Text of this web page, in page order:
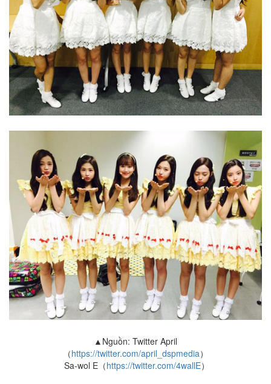
▲Nguồn: Twitter April
（https://twitter.com/april_dspmedia）
Sa-wol E （https://twitter.com/4wallE）